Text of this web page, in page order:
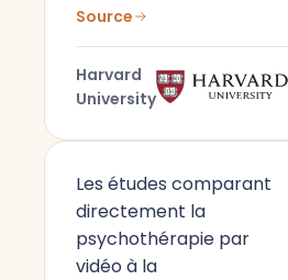
Source
Harvard
University
Les études comparant
directement la
psychothérapie par
vidéo à la